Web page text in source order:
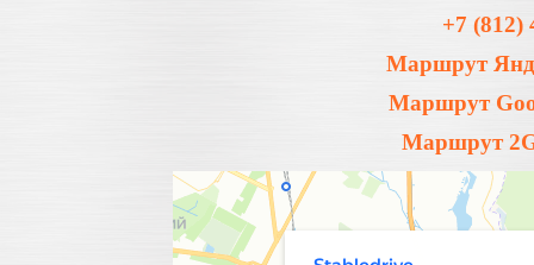
+7 (812)
Маршрут
Маршрут
Маршрут